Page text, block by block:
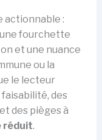
actionnable :
fourchette
et une nuance
ou la
le lecteur
des
des pièges à
réduit.